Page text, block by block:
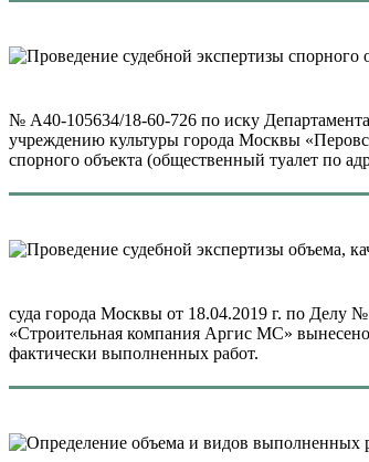
№ А40-105634/18-60-726 по иску
учреждению культуры города Москвы
спорного объекта (общественный туалет по
суда города Москвы от 18.04.2019 г. по
«Строительная компания Аргис МС»
фактически выполненных работ.